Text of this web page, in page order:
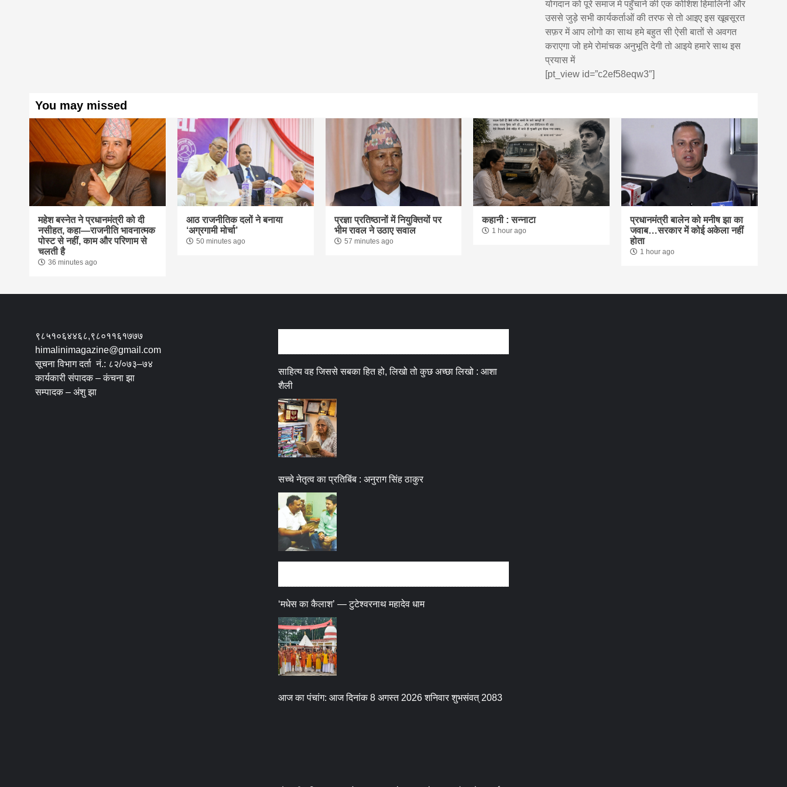
योगदान को पूरे समाज मे पहुँचाने की एक कोशिश हिमालिनी और
उससे जुड़े सभी कार्यकर्ताओं की तरफ से तो आइए इस खूबसूरत
सफ़र में आप लोगो का साथ हमे बहुत सी ऐसी बातों से अवगत
कराएगा जो हमे रोमांचक अनुभूति देगी तो आइये हमारे साथ इस
प्रयास में
[pt_view id=”c2ef58eqw3″]
You may missed
महेश बस्नेत ने प्रधानमंत्री को दी
नसीहत, कहा—राजनीति भावनात्मक
पोस्ट से नहीं, काम और परिणाम से
चलती है
36 minutes ago
आठ राजनीतिक दलों ने बनाया
‘अग्रगामी मोर्चा’
50 minutes ago
प्रज्ञा प्रतिष्ठानों में नियुक्तियों पर
भीम रावल ने उठाए सवाल
57 minutes ago
कहानी : सन्नाटा
1 hour ago
प्रधानमंत्री बालेन को मनीष झा का
जवाब…सरकार में कोई अकेला नहीं
होता
1 hour ago
९८५१०६४४६८,९८०११६१७७७
himalinimagazine@gmail.com
सूचना विभाग दर्ता नं.: ८२/०७३–७४
कार्यकारी संपादक – कंचना झा
सम्पादक – अंशु झा
साहित्य वह जिससे सबका हित हो, लिखो तो कुछ अच्छा लिखो : आशा
शैली
सच्चे नेतृत्व का प्रतिबिंब : अनुराग सिंह ठाकुर
‘मधेस का कैलाश’ — टुटेश्वरनाथ महादेव धाम
आज का पंचांग: आज दिनांक 8 अगस्त 2026 शनिवार शुभसंवत् 2083